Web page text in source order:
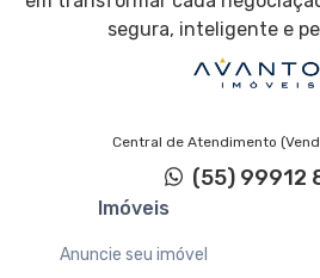
segura, inteligente e
Central de Atendimento
(55) 99912
Imóveis
Anuncie seu imóvel